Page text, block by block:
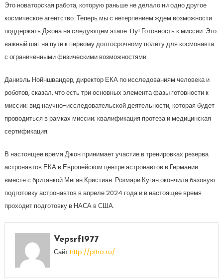
Это новаторская работа, которую раньше не делало ни одно другое
космическое агентство. Теперь мы с нетерпением ждем возможности
поддержать Джона на следующем этапе: Fly! Готовность к миссии. Это
важный шаг на пути к первому долгосрочному полету для космонавта
с ограниченными физическими возможностями.
Даниэль Нойншвандер, директор ЕКА по исследованиям человека и
роботов, сказал, что есть три основных элемента фазы готовности к
миссии; вид научно-исследовательской деятельности, которая будет
проводиться в рамках миссии; квалификация протеза и медицинская
сертификация.
В настоящее время Джон принимает участие в тренировках резерва
астронавтов ЕКА в Европейском центре астронавтов в Германии
вместе с британкой Меган Кристиан. Розмари Куган окончила базовую
подготовку астронавтов в апреле 2024 года и в настоящее время
проходит подготовку в НАСА в США.
Vepsrf1977
Сайтhttp://plho.ru/